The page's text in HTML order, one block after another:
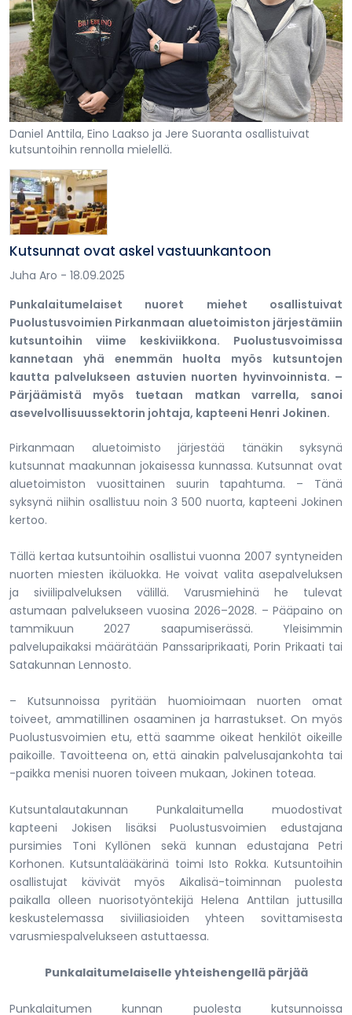
Daniel Anttila, Eino Laakso ja Jere Suoranta osallistuivat
kutsuntoihin rennolla mielellä.
Kutsunnat ovat askel vastuunkantoon
Juha Aro - 18.09.2025
Punkalaitumelaiset nuoret miehet osallistuivat
Puolustusvoimien Pirkanmaan aluetoimiston järjestämiin
kutsuntoihin viime keskiviikkona. Puolustusvoimissa
kannetaan yhä enemmän huolta myös kutsuntojen
kautta palvelukseen astuvien nuorten hyvinvoinnista. –
Pärjäämistä myös tuetaan matkan varrella, sanoi
asevelvollisuussektorin johtaja, kapteeni Henri Jokinen.
Pirkanmaan aluetoimisto järjestää tänäkin syksynä
kutsunnat maakunnan jokaisessa kunnassa. Kutsunnat ovat
aluetoimiston vuosittainen suurin tapahtuma. – Tänä
syksynä niihin osallistuu noin 3 500 nuorta, kapteeni Jokinen
kertoo.
Tällä kertaa kutsuntoihin osallistui vuonna 2007 syntyneiden
nuorten miesten ikäluokka. He voivat valita asepalveluksen
ja siviilipalveluksen välillä. Varusmiehinä he tulevat
astumaan palvelukseen vuosina 2026–2028. – Pääpaino on
tammikuun 2027 saapumiserässä. Yleisimmin
palvelupaikaksi määrätään Panssariprikaati, Porin Prikaati tai
Satakunnan Lennosto.
– Kutsunnoissa pyritään huomioimaan nuorten omat
toiveet, ammatillinen osaaminen ja harrastukset. On myös
Puolustusvoimien etu, että saamme oikeat henkilöt oikeille
paikoille. Tavoitteena on, että ainakin palvelusajankohta tai
-paikka menisi nuoren toiveen mukaan, Jokinen toteaa.
Kutsuntalautakunnan Punkalaitumella muodostivat
kapteeni Jokisen lisäksi Puolustusvoimien edustajana
pursimies Toni Kyllönen sekä kunnan edustajana Petri
Korhonen. Kutsuntalääkärinä toimi Isto Rokka. Kutsuntoihin
osallistujat kävivät myös Aikalisä-toiminnan puolesta
paikalla olleen nuorisotyöntekijä Helena Anttilan juttusilla
keskustelemassa siviiliasioiden yhteen sovittamisesta
varusmiespalvelukseen astuttaessa.
Punkalaitumelaiselle yhteishengellä pärjää
Punkalaitumen kunnan puolesta kutsunnoissa